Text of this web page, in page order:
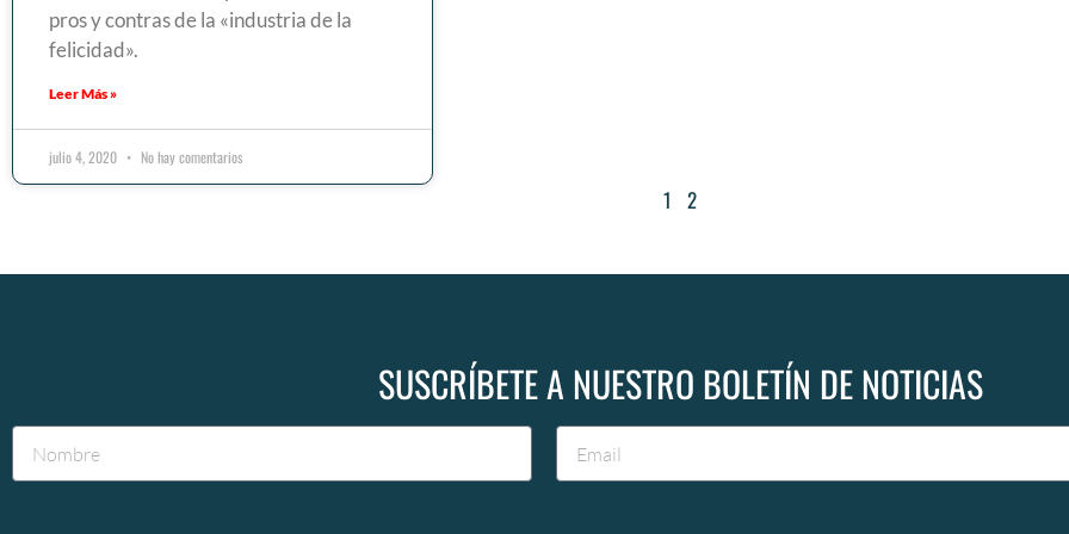
pros y contras de la «industria de la
felicidad».
Leer Más »
julio 4, 2020 No hay comentarios
1 2
SUSCRÍBETE A NUESTRO BOLETÍN DE NOTICIAS